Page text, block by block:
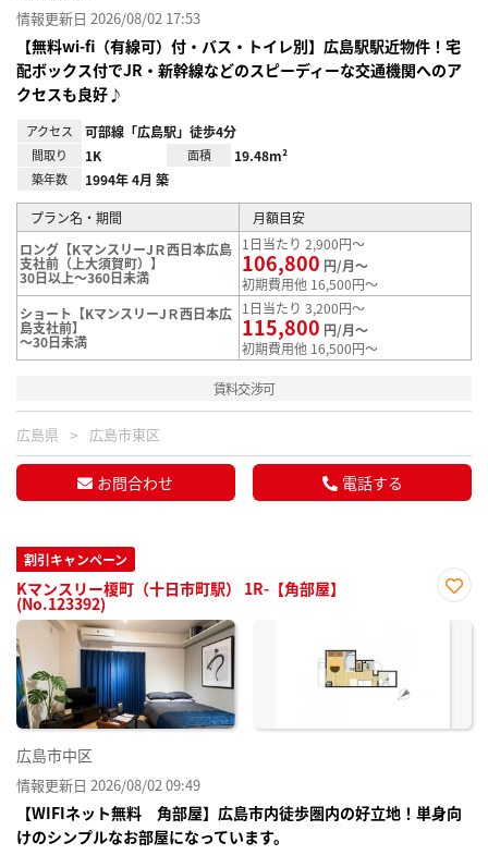
情報更新日 2026/08/02 17:53
【無料wi-fi（有線可）付・バス・トイレ別】広島駅駅近物件！宅
配ボックス付でJR・新幹線などのスピーディーな交通機関へのア
クセスも良好♪
アクセス 可部線「広島駅」徒歩4分
間取り 1K 面積 19.48m²
築年数 1994年 4月 築
プラン名・期間
月額目安
ロング【KマンスリーJＲ西日本広島
支社前（上大須賀町）】
30日以上～360日未満
1日当たり 2,900円～
106,800 円/月～
初期費用他 16,500円～
ショート【KマンスリーJＲ西日本広
島支社前】
～30日未満
1日当たり 3,200円～
115,800 円/月～
初期費用他 16,500円～
賃料交渉可
広島県 広島市東区
お問合わせ 電話する
割引キャンペーン
Kマンスリー榎町（十日市町駅） 1R-【角部屋】
(No.123392)
に入
広島市中区
情報更新日 2026/08/02 09:49
【WIFIネット無料 角部屋】広島市内徒歩圏内の好立地！単身向
けのシンプルなお部屋になっています。